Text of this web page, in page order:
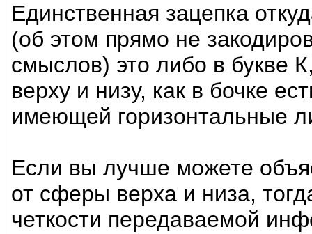
Единственная зацепка
(об этом прямо не
смыслов) это либо в букве
верху и низу, как в бочке
имеющей горизонтальные
Если вы лучше можете
от сферы верха и низа,
четкости передаваемой